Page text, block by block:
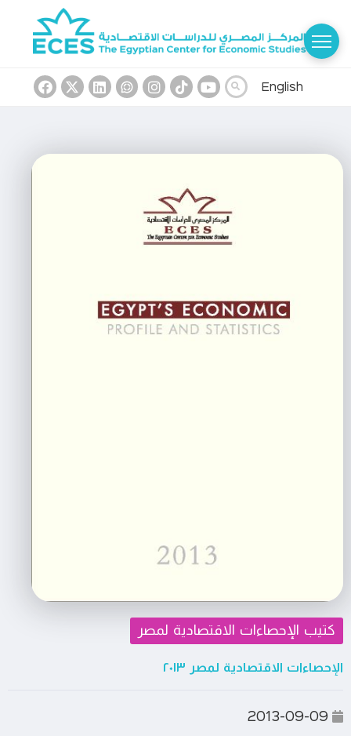
English
كتيب الإحصاءات الاقتصادية لمصر
الإحصاءات الاقتصادية لمصر ٢٠١٣